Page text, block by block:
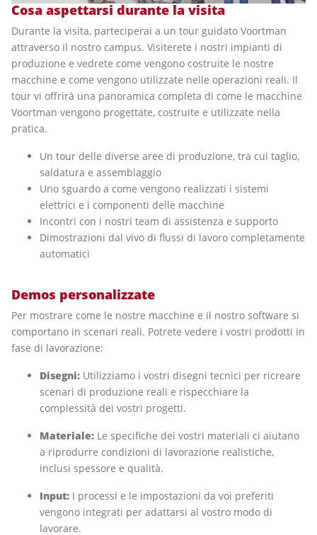
Cosa aspettarsi durante la visita
Durante la visita, parteciperai a un tour guidato Voortman
attraverso il nostro campus. Visiterete i nostri impianti di
produzione e vedrete come vengono costruite le nostre
macchine e come vengono utilizzate nelle operazioni reali. Il
tour vi offrirà una panoramica completa di come le macchine
Voortman vengono progettate, costruite e utilizzate nella
pratica.
Un tour delle diverse aree di produzione, tra cui taglio,
saldatura e assemblaggio
Uno sguardo a come vengono realizzati i sistemi
elettrici e i componenti delle macchine
Incontri con i nostri team di assistenza e supporto
Dimostrazioni dal vivo di flussi di lavoro completamente
automatici
Demos personalizzate
Per mostrare come le nostre macchine e il nostro software si
comportano in scenari reali. Potrete vedere i vostri prodotti in
fase di lavorazione:
Disegni: Utilizziamo i vostri disegni tecnici per ricreare
scenari di produzione reali e rispecchiare la
complessità dei vostri progetti.
Materiale: Le specifiche dei vostri materiali ci aiutano
a riprodurre condizioni di lavorazione realistiche,
inclusi spessore e qualità.
Input: I processi e le impostazioni da voi preferiti
vengono integrati per adattarsi al vostro modo di
lavorare.